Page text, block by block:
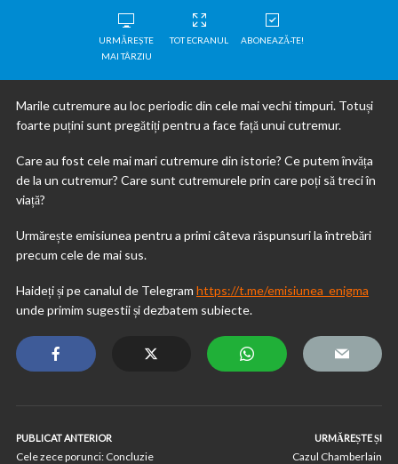
URMĂREȘTE
MAI TÂRZIU
TOT ECRANUL ABONEAZĂ-TE!
Marile cutremure au loc periodic din cele mai vechi timpuri. Totuși
foarte puțini sunt pregătiți pentru a face față unui cutremur.
Care au fost cele mai mari cutremure din istorie? Ce putem învăța
de la un cutremur? Care sunt cutremurele prin care poți să treci în
viață?
Urmărește emisiunea pentru a primi câteva răspunsuri la întrebări
precum cele de mai sus.
Haideți și pe canalul de Telegram https://t.me/emisiunea_enigma
unde primim sugestii și dezbatem subiecte.
PUBLICAT ANTERIOR
Cele zece porunci: Concluzie
URMĂREȘTE ȘI
Cazul Chamberlain